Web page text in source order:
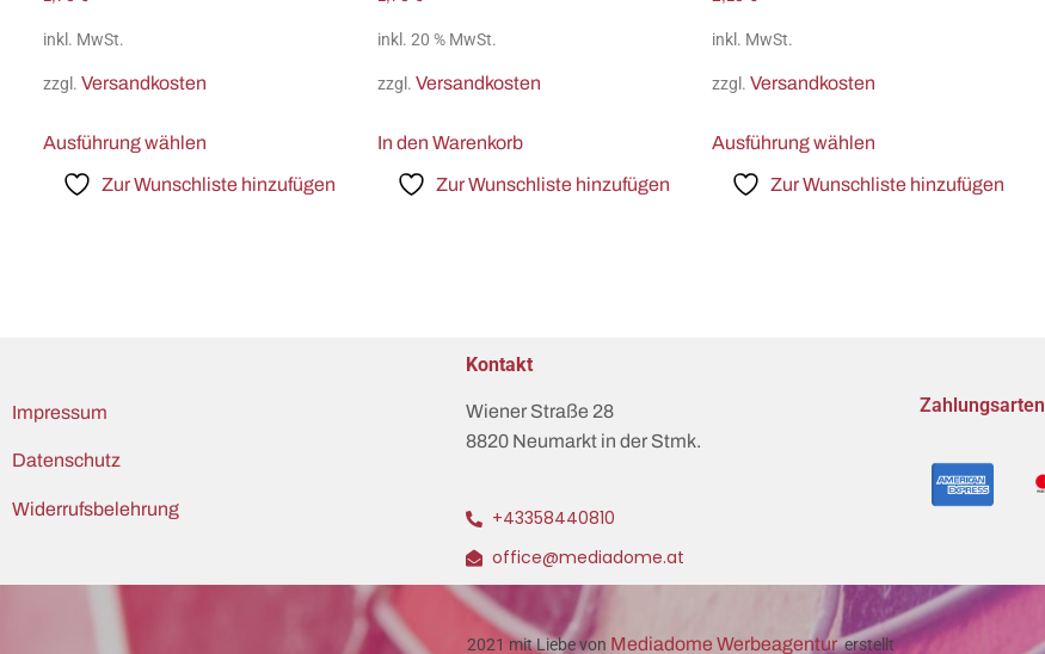
inkl. MwSt.
zzgl. Versandkosten
Ausführung wählen
Zur Wunschliste hinzufügen
inkl. 20 % MwSt.
zzgl. Versandkosten
In den Warenkorb
Zur Wunschliste hinzufügen
inkl. MwSt.
zzgl. Versandkosten
Ausführung wählen
Zur Wunschliste hinzufügen
Impressum
Datenschutz
Widerrufsbelehrung
Kontakt
Wiener Straße 28
8820 Neumarkt in der Stmk.
+43358440810
office@mediadome.at
Zahlungsarten
2021 mit Liebe von Mediadome Werbeagenturerstellt